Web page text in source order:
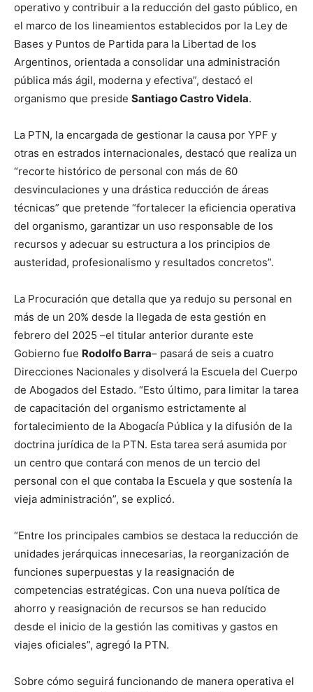
operativo y contribuir a la reducción del gasto público, en
el marco de los lineamientos establecidos por la Ley de
Bases y Puntos de Partida para la Libertad de los
Argentinos, orientada a consolidar una administración
pública más ágil, moderna y efectiva”, destacó el
organismo que preside Santiago Castro Videla.
La PTN, la encargada de gestionar la causa por YPF y
otras en estrados internacionales, destacó que realiza un
“recorte histórico de personal con más de 60
desvinculaciones y una drástica reducción de áreas
técnicas” que pretende “fortalecer la eficiencia operativa
del organismo, garantizar un uso responsable de los
recursos y adecuar su estructura a los principios de
austeridad, profesionalismo y resultados concretos”.
La Procuración que detalla que ya redujo su personal en
más de un 20% desde la llegada de esta gestión en
febrero del 2025 –el titular anterior durante este
Gobierno fue Rodolfo Barra– pasará de seis a cuatro
Direcciones Nacionales y disolverá la Escuela del Cuerpo
de Abogados del Estado. “Esto último, para limitar la tarea
de capacitación del organismo estrictamente al
fortalecimiento de la Abogacía Pública y la difusión de la
doctrina jurídica de la PTN. Esta tarea será asumida por
un centro que contará con menos de un tercio del
personal con el que contaba la Escuela y que sostenía la
vieja administración”, se explicó.
“Entre los principales cambios se destaca la reducción de
unidades jerárquicas innecesarias, la reorganización de
funciones superpuestas y la reasignación de
competencias estratégicas. Con una nueva política de
ahorro y reasignación de recursos se han reducido
desde el inicio de la gestión las comitivas y gastos en
viajes oficiales”, agregó la PTN.
Sobre cómo seguirá funcionando de manera operativa el